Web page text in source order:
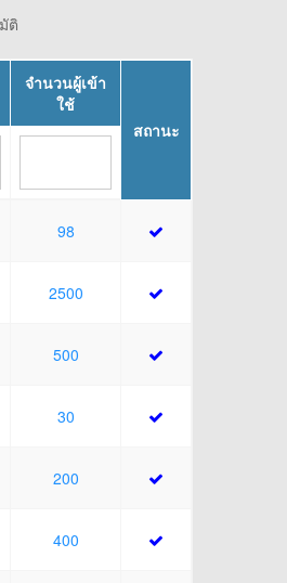
พันปีหลวง
ะนางเจ้าสิริกิติ์
ลวงและวันแม่แห่ง
เขตพื้นที่อำเภอ
14 สิงหาคม 2026
บรมเพิ่ม
หญ่บ้าน แพทย์
ารปกครอง
าง วิถีทางเมืองท่อง
ต้องมีอะไร"
ติ
จำนวนผู้เข้า
ใช้
สถานะ
98
2500
500
30
200
400